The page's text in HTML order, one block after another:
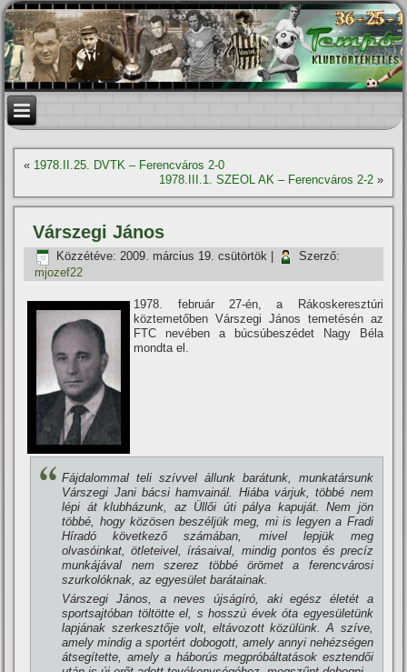
« 1978.II.25. DVTK – Ferencváros 2-0
1978.III.1. SZEOL AK – Ferencváros 2-2»
Várszegi János
Közzétéve: 2009. március 19. csütörtök
Szerző:
mjozef22
1978. február 27-én, a Rákoskeresztúri
köztemetőben Várszegi János temetésén az
FTC nevében a búcsúbeszédet Nagy Béla
mondta el.
Fájdalommal teli szí­vvel állunk barátunk, munkatársunk
Várszegi Jani bácsi hamvainál. Hiába várjuk, többé nem
lépi át klubházunk, az Üllői úti pálya kapuját. Nem jön
többé, hogy közösen beszéljük meg, mi is legyen a Fradi
Hí­radó következő számában, mivel lepjük meg
olvasóinkat, ötleteivel, í­rásaival, mindig pontos és precí­z
munkájával nem szerez többé örömet a ferencvárosi
szurkolóknak, az egyesület barátainak.
Várszegi János, a neves újságí­ró, aki egész életét a
sportsajtóban töltötte el, s hosszú évek óta egyesületünk
lapjának szerkesztője volt, eltávozott közülünk. A szí­ve,
amely mindig a sportért dobogott, amely annyi nehézségen
átsegí­tette, amely a háborús megpróbáltatások esztendői